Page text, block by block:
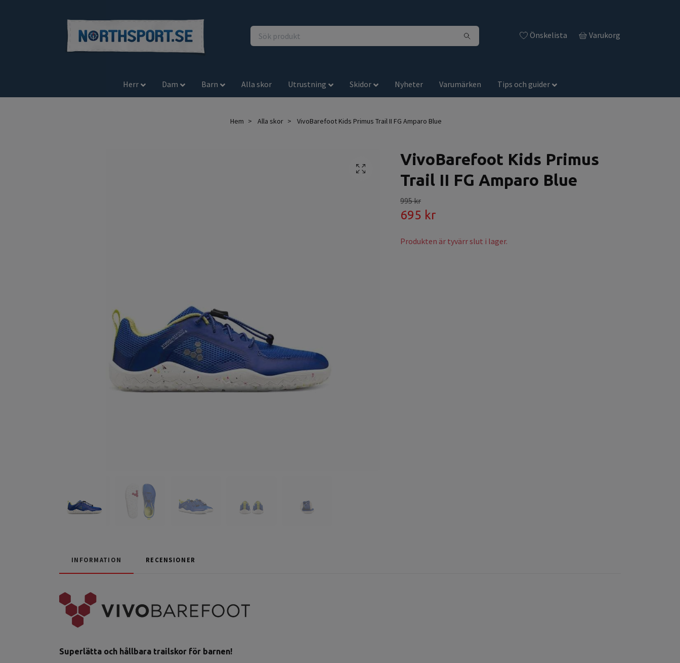
Önskelista Varukorg
Herr Dam Barn Alla skor Utrustning Skidor Nyheter Varumärken Tips och guider
Hem Alla skor VivoBarefoot Kids Primus Trail II FG Amparo Blue
VivoBarefoot Kids Primus
Trail II FG Amparo Blue
995 kr
695 kr
Produkten är tyvärr slut i lager.
INFORMATION RECENSIONER
Superlätta och hållbara trailskor för barnen!